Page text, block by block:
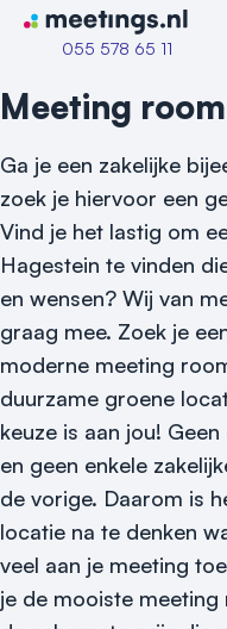
Naar home van Meetings
055 578 65 11
Vraag locatie
Locatiegids
Meld locatie
Nieuws
Reviews (5⭐️)
Contact
Meeting
Ga je een zakelijke
zoek je hiervoor een
Vind je het lastig om
Hagestein te vinden
en wensen? Wij van
graag mee. Zoek je
moderne meeting
duurzame groene
keuze is aan jou!
en geen enkele
de vorige. Daarom is
locatie na te denken
veel aan je meeting
je de mooiste